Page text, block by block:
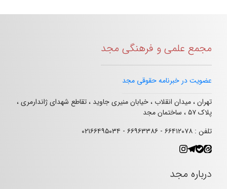
مجمع علمی و فرهنگی مجد
عضویت در خبرنامه حقوقی مجد
تهران ، میدان انقلاب ، خیابان منیری جاوید ، تقاطع شهدای ژاندارمری ،
پلاک ۵۷ ، ساختمان مجد
تلفن : ۶۶۴۱۲۰۷۸ - ۶۶۹۶۳۳۸۶ - ۰۲۱۶۶۴۹۵۰۳۴
درباره مجد